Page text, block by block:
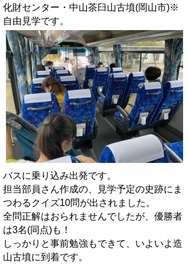
化財センター・中山茶臼山古墳(岡山市)※
自由見学です。
バスに乗り込み出発です。
担当部員さん作成の、見学予定の史跡にま
つわるクイズ10問が出されました。
全問正解はおられませんでしたが、優勝者
は3名(同点)も！
しっかりと事前勉強もできて、いよいよ造
山古墳に到着です。